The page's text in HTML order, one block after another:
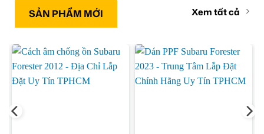
SẢN PHẨM MỚI Xem tất cả